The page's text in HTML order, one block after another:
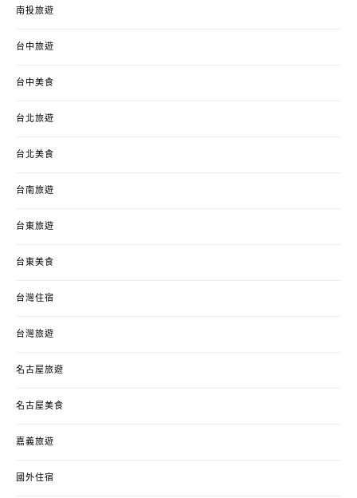
南投旅遊
台中旅遊
台中美食
台北旅遊
台北美食
台南旅遊
台東旅遊
台東美食
台灣住宿
台灣旅遊
名古屋旅遊
名古屋美食
嘉義旅遊
國外住宿